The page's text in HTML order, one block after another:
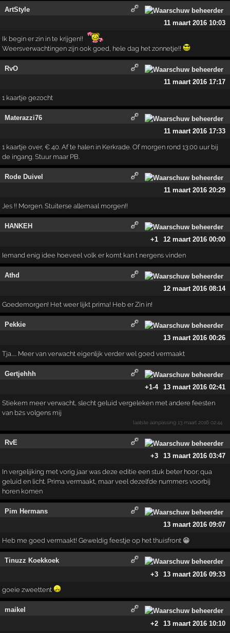
ArtStyle
11 maart 2016 10:03
Ik begin er zin in te krijgen!!
Weersverwachtingen zijn ook goed, hele dag het zonnetje!!
RvO
11 maart 2016 17:17
1 kaartje gezocht
Materazzi76
11 maart 2016 17:33
1 kaartje over, € 40. Af te halen in Kerkrade. Of morgen rond 13:00 uur bij
de ingang. Stuur maar PB.
Rode Duivel
11 maart 2016 20:29
Jes !! Morgen. Stuiterse allemaal morgen!!
HANKEH
+1
12 maart 2016 00:00
Iemand enig idee hoeveel volk er komt kan t nergens vinden
Athd
12 maart 2016 08:14
Goedemorgen! Het weer lijkt prima! Heb er Zin in!
Pekkie
13 maart 2016 00:26
Tja..... Meer van verwacht eigenlijk verder wel goed vermaakt
Gertjehhh
+1-4 13 maart 2016 02:41
Stiekem meer verwacht, slecht geluid vergeleken met andere feesten
van b2s volgens mij
laatste aanpassing13 maart 2016 02:44
RvE
+3
13 maart 2016 03:47
In vergelijking met vorig jaar was deze editie een stuk beter hoor; qua
geluid en licht. Prima vermaakt, maar veel dezelfde nummers voorbij
horen komen
Pim Hermans
13 maart 2016 09:07
Heb me goed vermaakt! Geweldig feestje op het thuisfront 😁
Tinuzz Koekkoek
+3
13 maart 2016 09:33
goeie zweettent
maikel
+2
13 maart 2016 10:10